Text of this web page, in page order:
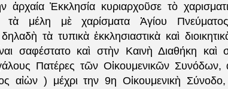
Ἐκκλησία κυριαρχοῦσε τὸ
τὰ μέλη μὲ χαρίσματα Ἁγίου
δηλαδὴ τὰ τυπικὰ ἐκκλησιαστικὰ καὶ
σαφέστατο καὶ στὴν Καινὴ Διαθήκη καὶ
Πατέρες τῶν Οἰκουμενικῶν
αἰὼν ) μέχρι την 9η Οἰκουμενικὴ